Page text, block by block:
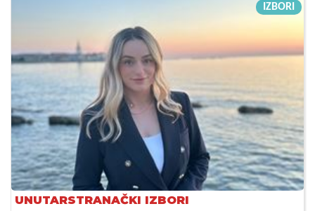
IZBORI
UNUTARSTRANAČKI IZBORI